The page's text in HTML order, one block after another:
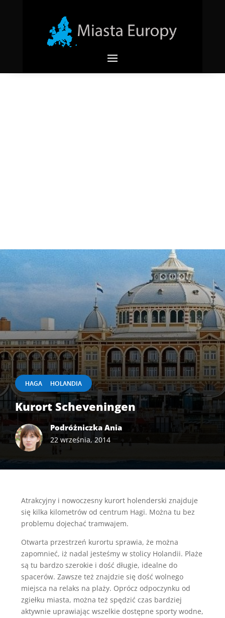
HAGA HOLANDIA
Kurort Scheveningen
Podróżniczka Ania
22 września, 2014
Atrakcyjny i nowoczesny kurort holenderski znajduje
się kilka kilometrów od centrum Hagi. Można tu bez
problemu dojechać tramwajem.
Otwarta przestrzeń kurortu sprawia, że można
zapomnieć, iż nadal jesteśmy w stolicy Holandii. Plaże
są tu bardzo szerokie i dość długie, idealne do
spacerów. Zawsze też znajdzie się dość wolnego
miejsca na relaks na plaży. Oprócz odpoczynku od
zgiełku miasta, można też spędzić czas bardziej
aktywnie uprawiając wszelkie dostępne sporty wodne,